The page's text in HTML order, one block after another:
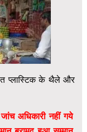
प्लास्टिक के थैले और
अधिकारी नहीं गये